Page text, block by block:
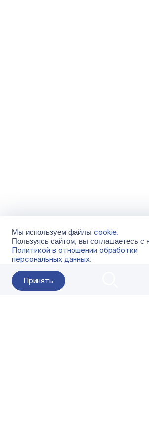
Мы используем файлы cookie.
Пользуясь сайтом, вы соглашаетесь с
Политикой в отношении обработки
персональных данных.
Принять